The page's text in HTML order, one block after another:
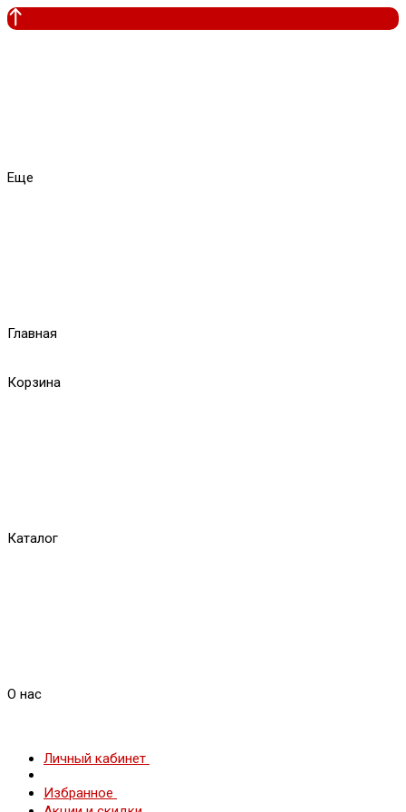
Еще
Главная
Корзина
Каталог
О нас
Личный кабинет
Избранное